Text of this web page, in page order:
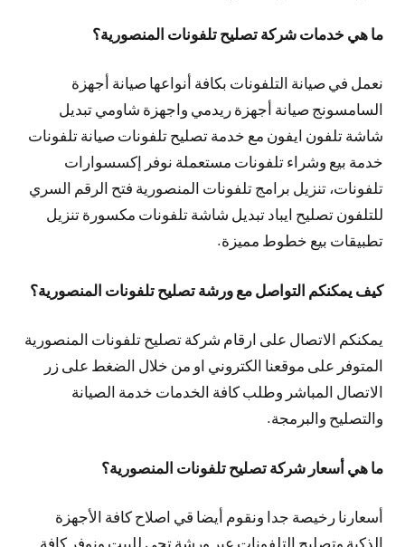
ما هي خدمات شركة تصليح تلفونات المنصورية؟
نعمل في صيانة التلفونات بكافة أنواعها صيانة أجهزة
السامسونج صيانة أجهزة ريدمي واجهزة شاومي تبديل
شاشة تلفون ايفون مع خدمة تصليح تلفونات صيانة تلفونات
خدمة بيع وشراء تلفونات مستعملة نوفر إكسسوارات
تلفونات، تنزيل برامج تلفونات المنصورية فتح الرقم السري
للتلفون تصليح ايباد تبديل شاشة تلفونات مكسورة تنزيل
تطبيقات بيع خطوط مميزة.
كيف يمكنكم التواصل مع ورشة تصليح تلفونات المنصورية؟
يمكنكم الاتصال على ارقام شركة تصليح تلفونات المنصورية
المتوفر على موقعنا الكتروني او من خلال الضغط على زر
الاتصال المباشر وطلب كافة الخدمات خدمة الصيانة
والتصليح والبرمجة.
ما هي أسعار شركة تصليح تلفونات المنصورية؟
أسعارنا رخيصة جدا ونقوم أيضا قي اصلاح كافة الأجهزة
الذكية وتصليح التلفونات عبر ورشة تجي للبيت ونوفر كافة